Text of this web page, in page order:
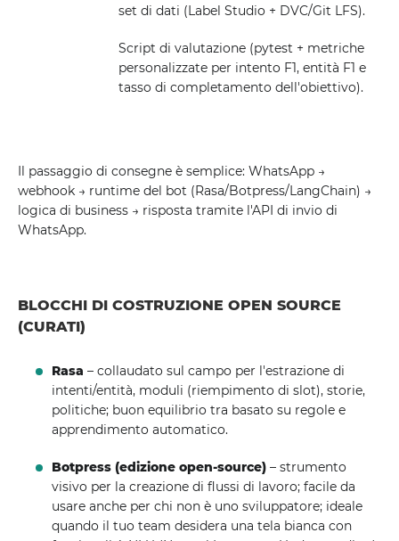
set di dati (Label Studio + DVC/Git LFS).
Script di valutazione (pytest + metriche
personalizzate per intento F1, entità F1 e
tasso di completamento dell'obiettivo).
Il passaggio di consegne è semplice: WhatsApp →
webhook → runtime del bot (Rasa/Botpress/LangChain) →
logica di business → risposta tramite l'API di invio di
WhatsApp.
BLOCCHI DI COSTRUZIONE OPEN SOURCE
(CURATI)
Rasa – collaudato sul campo per l'estrazione di
intenti/entità, moduli (riempimento di slot), storie,
politiche; buon equilibrio tra basato su regole e
apprendimento automatico.
Botpress (edizione open-source) – strumento
visivo per la creazione di flussi di lavoro; facile da
usare anche per chi non è uno sviluppatore; ideale
quando il tuo team desidera una tela bianca con